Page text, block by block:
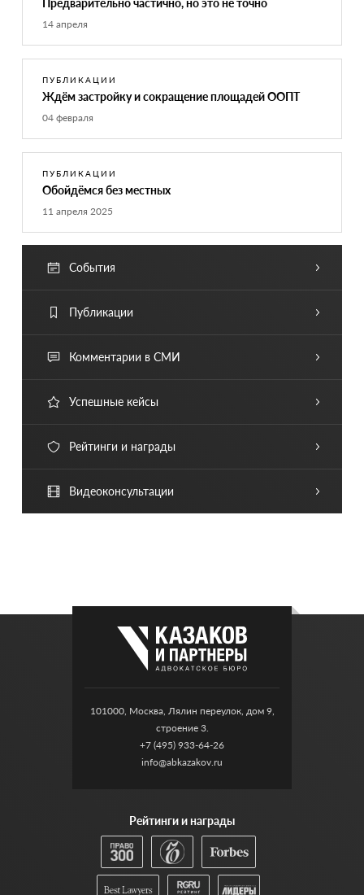
14 апреля
ПУБЛИКАЦИИ
Ждём застройку и сокращение площадей ООПТ
04 февраля
ПУБЛИКАЦИИ
Обойдёмся без местных
11 апреля 2025
События
Публикации
Комментарии в СМИ
Успешные кейсы
Рейтинги и награды
Видеоконсультации
101000, Москва, Лялин переулок, дом 9,
строение 3.
+7 (495) 933-64-26
info@abkazakov.ru
Рейтинги и награды